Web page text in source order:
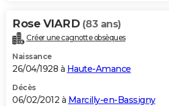
Rose VIARD (83 ans)
Créer une cagnotte obsèques
Naissance
26/04/1928 à Haute-Amance
Décès
06/02/2012 à Marcilly-en-Bassigny